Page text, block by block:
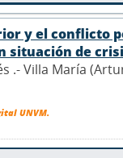
y el conflicto
situación de
.- Villa María
UNVM.